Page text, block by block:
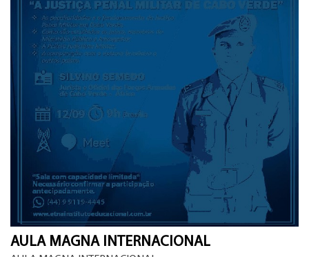
AULA MAGNA INTERNACIONAL